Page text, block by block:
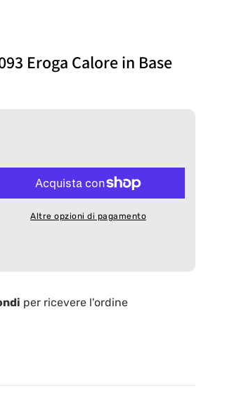
Eroga Calore in Base
Altre opzioni di pagamento
per ricevere l'ordine